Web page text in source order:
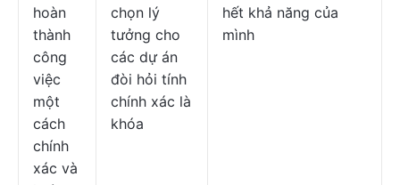
hoàn
thành
công
việc
một
cách
chính
xác và
chọn lý
tưởng cho
các dự án
đòi hỏi tính
chính xác là
khóa
hết khả năng của
mình